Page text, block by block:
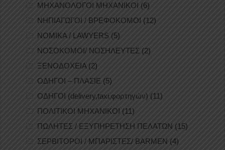
ΜΗΧΑΝΟΛΟΓΟΙ ΜΗΧΑΝΙΚΟΙ (6)
ΝΗΠΙΑΓΩΓΟΙ / ΒΡΕΦΟΚΟΜΟΙ (12)
ΝΟΜΙΚΑ / LAWYERS (5)
ΝΟΣΟΚΟΜΟΙ/ ΝΟΣΗΛΕΥΤΕΣ (2)
ΞΕΝΟΔΟΧΕΙΑ(2)
ΟΔΗΓΟΙ – ΠΛΑΣΙΕ (5)
ΟΔΗΓΟΙ (delivery,taxi,φορτηγών) (11)
ΠΟΛΙΤΙΚΟΙ ΜΗΧΑΝΙΚΟΙ (11)
ΠΩΛΗΤΕΣ / ΕΞΥΠΗΡΕΤΗΣΗ ΠΕΛΑΤΩΝ (15)
ΣΕΡΒΙΤΟΡΟΙ / ΜΠΑΡΙΣΤΕΣ/ BARMEN (4)